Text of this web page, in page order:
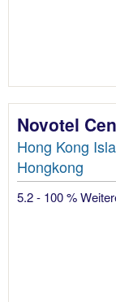
Novotel
Hong Kong
Hongkong
5.2 - 100 %